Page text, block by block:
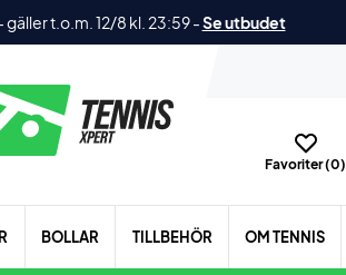
gäller t.o.m. 12/8 kl. 23:59-Se utbudet
Favoriter (0)
BOLLAR TILLBEHÖR OM TENNIS